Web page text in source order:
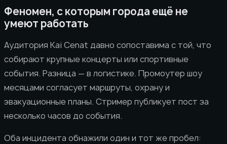
Феномен, с которым города ещё не
умеют работать
Аудитория Kai Cenat давно сопоставима с той, что
собирают крупные концерты или спортивные
события. Разница — в логистике. Промоутер шоу
месяцами согласует маршруты, охрану и
эвакуационные планы. Стример публикует пост за
несколько часов до события.
Оба инцидента обнажили один и тот же пробел: